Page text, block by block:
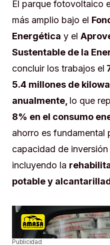
El parque fotovoltaico
más amplio bajo el
Energética y el
Sustentable de la
concluir los trabajos el
5.4 millones de
anualmente, lo que
8% en el consumo
ahorro es fundamental
capacidad de
incluyendo la
potable y
Publicidad